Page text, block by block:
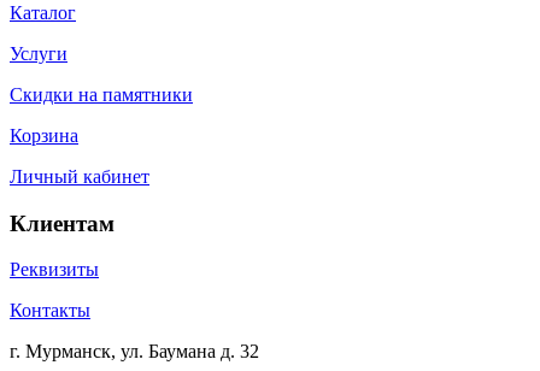
Каталог
Услуги
Скидки на памятники
Корзина
Личный кабинет
Клиентам
Реквизиты
Контакты
г. Мурманск, ул. Баумана д. 32